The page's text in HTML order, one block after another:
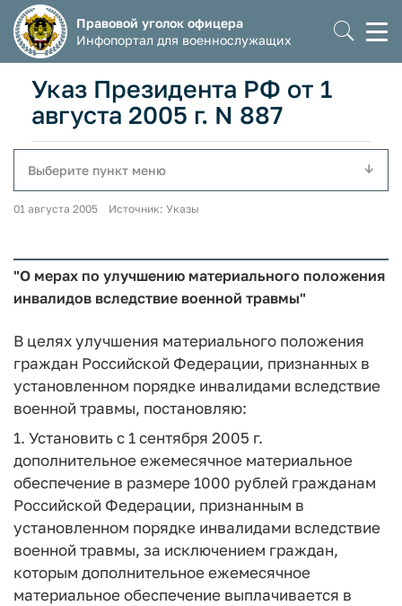
Правовой уголок офицера
Инфопортал для военнослужащих
Указ Президента РФ от 1
августа 2005 г. N 887
Выберите пункт меню
01 августа 2005 Источник: Указы
"О мерах по улучшению материального положения
инвалидов вследствие военной травмы"
В целях улучшения материального положения
граждан Российской Федерации, признанных в
установленном порядке инвалидами вследствие
военной травмы, постановляю:
1. Установить с 1 сентября 2005 г.
дополнительное ежемесячное материальное
обеспечение в размере 1000 рублей гражданам
Российской Федерации, признанным в
установленном порядке инвалидами вследствие
военной травмы, за исключением граждан,
которым дополнительное ежемесячное
материальное обеспечение выплачивается в